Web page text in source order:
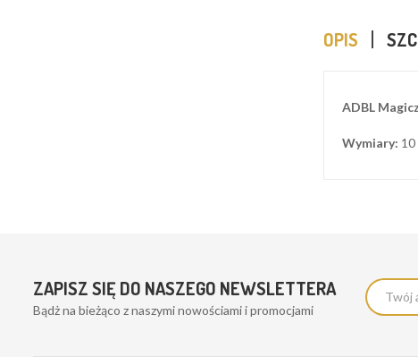
OPIS
ADBL
Wymiary: 10
ZAPISZ SIĘ DO NASZEGO NEWSLETTERA
Bądż na bieżąco z naszymi nowościami i promocjami